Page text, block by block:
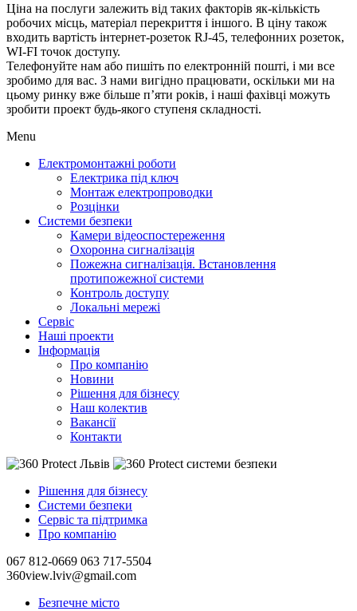
Ціна на послуги залежить від таких факторів як-кількість
робочих місць, матеріал перекриття і іншого. В ціну також
входить вартість інтернет-розеток RJ-45, телефонних розеток,
WI-FI точок доступу.
Телефонуйте нам або пишіть по електронній пошті, і ми все
зробимо для вас. З нами вигідно працювати, оскільки ми на
цьому ринку вже більше п’яти років, і наші фахівці можуть
зробити проект будь-якого ступеня складності.
Menu
Електромонтажні роботи
Електрика під ключ
Монтаж електропроводки
Розцінки
Системи безпеки
Камери відеоспостереження
Охоронна сигналізація
Пожежна сигналізація. Встановлення
протипожежної системи
Контроль доступу
Локальні мережі
Сервіс
Наші проекти
Інформація
Про компанію
Новини
Рішення для бізнесу
Наш колектив
Вакансії
Контакти
Рішення для бізнесу
Системи безпеки
Сервіс та підтримка
Про компанію
067 812-0669 063 717-5504
360view.lviv@gmail.com
Безпечне місто